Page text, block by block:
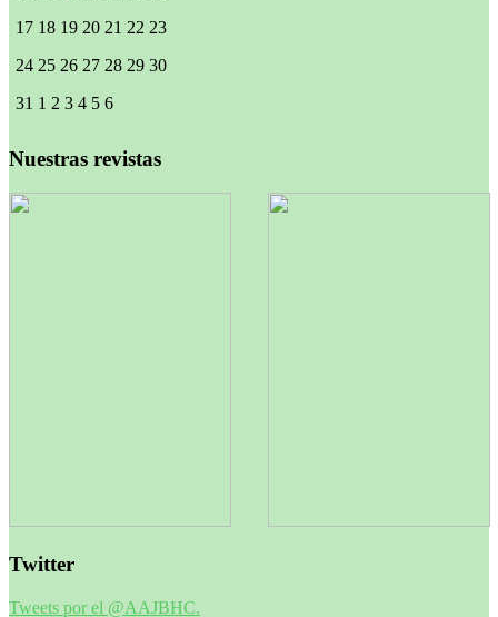
17 18 19 20 21 22 23
24 25 26 27 28 29 30
31 1 2 3 4 5 6
Nuestras revistas
Twitter
Tweets por el @AAJBHC.